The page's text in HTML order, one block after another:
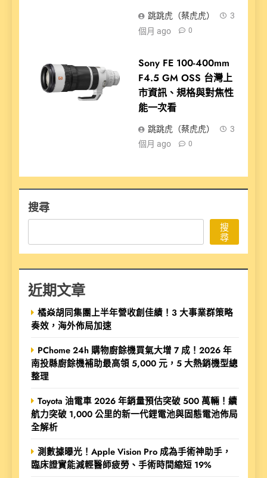
跳跳虎（蔡虎虎）
3
個月 ago
0
Sony FE 100-400mm
F4.5 GM OSS 台灣上
市資訊、規格與對焦性
能一次看
跳跳虎（蔡虎虎）
3
個月 ago
0
搜尋
搜
尋
近期文章
橘焱胡同集團上半年營收創佳績！3 大事業群策略
奏效，海外佈局加速
PChome 24h 購物廚餘機買氣大增 7 成！2026 年
南投縣廚餘機補助最高領 5,000 元，5 大熱銷機型總
整理
Toyota 油電車 2026 年銷量預估突破 500 萬輛！續
航力突破 1,000 公里的新一代鋰電池與固態電池佈局
全解析
測數據曝光！Apple Vision Pro 成為手術神助手，
臨床證實能減輕醫師疲勞、手術時間縮短 19%